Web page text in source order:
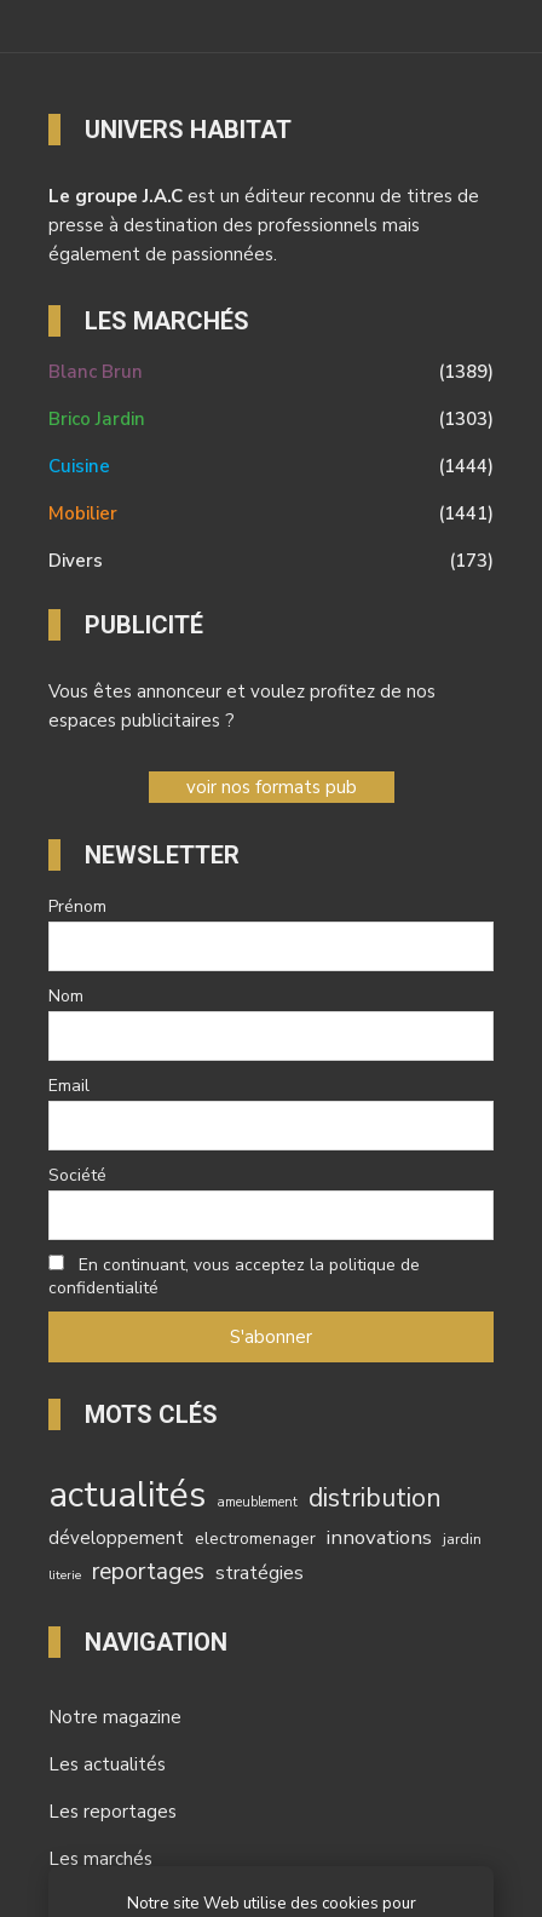
Notre site Web utilise des cookies pour
UNIVERS HABITAT
Le groupe J.A.C est un éditeur reconnu de titres de
presse à destination des professionnels mais
également de passionnées.
LES MARCHÉS
Blanc Brun
(1389)
Brico Jardin
(1303)
Cuisine
(1444)
Mobilier
(1441)
Divers
(173)
PUBLICITÉ
Vous êtes annonceur et voulez profitez de nos
espaces publicitaires ?
voir nos formats pub
NEWSLETTER
Prénom
Nom
Email
Société
En continuant, vous acceptez la politique de
confidentialité
MOTS CLÉS
actualités ameublement distribution
développement electromenager innovations jardin
literie reportages stratégies
NAVIGATION
Notre magazine
Les actualités
Les reportages
Les marchés